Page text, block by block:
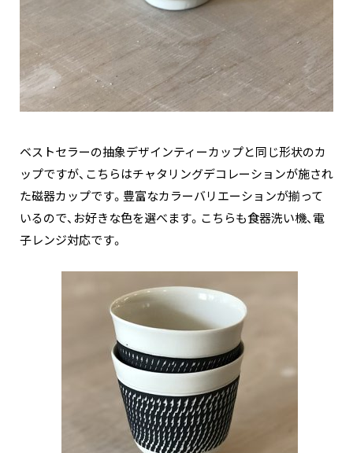
ベストセラーの抽象デザインティーカップと同じ形状のカ
ップですが、こちらはチャタリングデコレーションが施され
た磁器カップです。豊富なカラーバリエーションが揃って
いるので、お好きな色を選べます。こちらも食器洗い機、電
子レンジ対応です。